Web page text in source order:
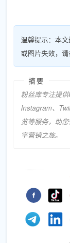
温馨提示：本
或图片失效，
摘要
粉丝库专注提
Instagram、
览等服务，助
字营销之旅。